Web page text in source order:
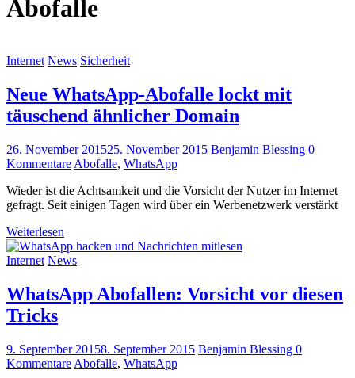
Abofalle
Internet News Sicherheit
Neue WhatsApp-Abofalle lockt mit
täuschend ähnlicher Domain
26. November 201525. November 2015 Benjamin Blessing 0
Kommentare Abofalle, WhatsApp
Wieder ist die Achtsamkeit und die Vorsicht der Nutzer im Internet
gefragt. Seit einigen Tagen wird über ein Werbenetzwerk verstärkt
Weiterlesen
Internet News
WhatsApp Abofallen: Vorsicht vor diesen
Tricks
9. September 20158. September 2015 Benjamin Blessing 0
Kommentare Abofalle, WhatsApp